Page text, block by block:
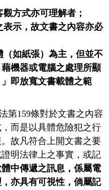
方式亦可理解者；
表示，故文書之內容亦必
（如紙張）為主，但並不
機器或電腦之處理所顯
即放寬文書載體之範
第159條對於文書之內容
而是以具體危險犯之行
故凡符合上開文書之要
明法律上之事實，或記
中傳遞之訊息，係屬電
亦具有可視性，倘屬記